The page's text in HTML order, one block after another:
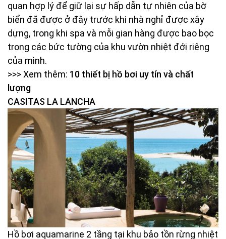
quan hợp lý để giữ lại sự hấp dẫn tự nhiên của bờ
biển đã được ở đây trước khi nhà nghỉ được xây
dựng, trong khi spa và mỗi gian hàng được bao bọc
trong các bức tường của khu vườn nhiệt đới riêng
của mình.
>>> Xem thêm: 10 thiết bị hồ bơi uy tín và chất
lượng
CASITAS LA LANCHA
Hồ bơi aquamarine 2 tầng tại khu bảo tồn rừng nhiệt